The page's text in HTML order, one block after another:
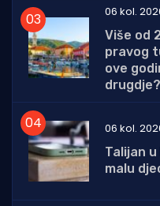
06 kol.
Više od
pravog
ove
drugdje?
06 kol.
Talijan
malu